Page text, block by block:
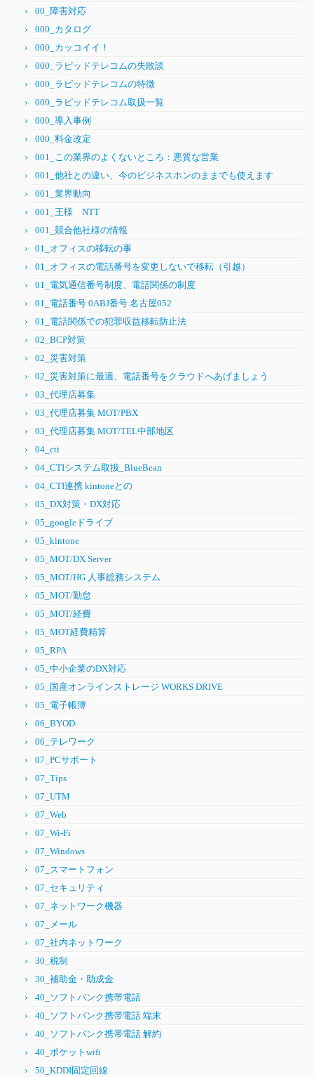
00_障害対応
000_カタログ
000_カッコイイ！
000_ラピッドテレコムの失敗談
000_ラピッドテレコムの特徴
000_ラピッドテレコム取扱一覧
000_導入事例
000_料金改定
001_この業界のよくないところ：悪質な営業
001_他社との違い、今のビジネスホンのままでも使えます
001_業界動向
001_王様 NTT
001_競合他社様の情報
01_オフィスの移転の事
01_オフィスの電話番号を変更しないで移転（引越）
01_電気通信番号制度、電話関係の制度
01_電話番号 0ABJ番号 名古屋052
01_電話関係での犯罪収益移転防止法
02_BCP対策
02_災害対策
02_災害対策に最適、電話番号をクラウドへあげましょう
03_代理店募集
03_代理店募集 MOT/PBX
03_代理店募集 MOT/TEL中部地区
04_cti
04_CTIシステム取扱_BlueBean
04_CTI連携 kintoneとの
05_DX対策・DX対応
05_googleドライブ
05_kintone
05_MOT/DX Server
05_MOT/HG 人事総務システム
05_MOT/勤怠
05_MOT/経費
05_MOT経費精算
05_RPA
05_中小企業のDX対応
05_国産オンラインストレージ WORKS DRIVE
05_電子帳簿
06_BYOD
06_テレワーク
07_PCサポート
07_Tips
07_UTM
07_Web
07_Wi-Fi
07_Windows
07_スマートフォン
07_セキュリティ
07_ネットワーク機器
07_メール
07_社内ネットワーク
30_税制
30_補助金・助成金
40_ソフトバンク携帯電話
40_ソフトバンク携帯電話 端末
40_ソフトバンク携帯電話 解約
40_ポケットwifi
50_KDDI固定回線